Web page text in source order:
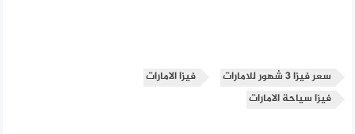
سعر فيزا 3 شهور للامارات
فيزا الامارات
فيزا سياحة الامارات